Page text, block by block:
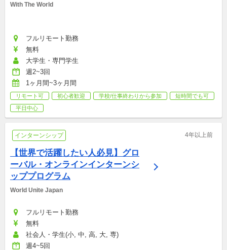
With The World
フルリモート勤務
無料
大学生・専門学生
週2~3回
1ヶ月間~3ヶ月間
リモート可 初心者歓迎 学校/仕事終わりから参加
短時間でも可
平日中心
インターンシップ 4年以上前
【世界で活躍したい人必見】グロ
ーバル・オンラインインターンシ
ッププログラム
World Unite Japan
フルリモート勤務
無料
社会人・学生(小, 中, 高, 大, 専)
週4~5回